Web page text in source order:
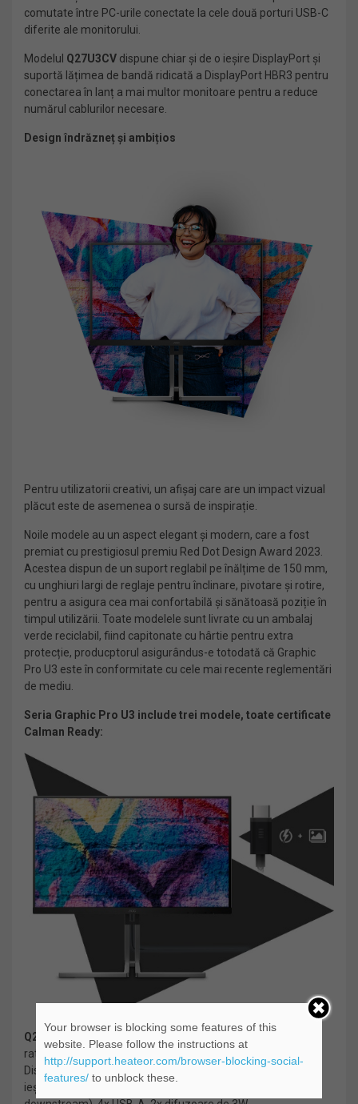
comutate între PC-urile conectate la cele două porturi USB-C
diferite ale monitorului.
Modelul Q27U3CV dispune chiar și de o ieșire DisplayPort și
suportă lățimea de bandă ridicată a DisplayPort HBR3 pentru
conectarea în lanț a mai multor monitoare pentru a reduce
numărul cablurilor necesare.
Design îndrăzneț și ambițios
Pentru utilizatorii creativi, un afișaj care are un impact vizual
plăcut este de asemenea o sursă de inspirație.
Noile modele au un aspect elegant și modern, care a fost
premiat cu prestigiosul premiu Red Dot Design Award 2023.
Acestea dispun de un suport reglabil pe înălțime de 150 mm,
cu unghiuri largi de reglaje pentru înclinare, pivotare și rotire,
pentru a asigura cea mai confortabilă și sănătoasă poziție în
timpul utilizării. Toate modelele sunt livrate cu un ambalaj
verde reciclabil, fiind capitonate cu hârtie pentru extra
protecție, producptorul asigurândus-e totodată că Graphic
Pro U3 este în conformitate cu cele mai recente reglementări
de mediu.
Seria Graphic Pro U3 include trei modele, toate certificate
Calman Ready:
Q27U3CV
: Panou IPS de 27″ cu rezoluție QHD (2560×1440),
rată de reîmprospătare de 60/75 Hz și certificare VESA
DisplayHDR 400, 1x HDMI 1.4, 1x intrare DisplayPort 1.4, 1x
ieșire DisplayPort 1.4, 1x RJ-45, 2x porturi USB-C (1 up, 1
Your browser is blocking some features of this
website. Please follow the instructions at
http://support.heateor.com/browser-blocking-social-
features/to unblock these.